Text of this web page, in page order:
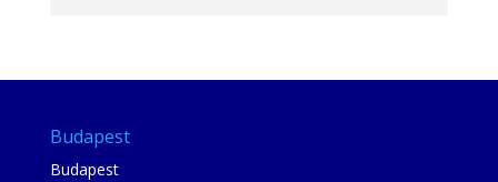
Budapest
Budapest